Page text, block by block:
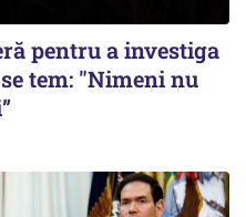
pentru a investiga
tem: "Nimeni nu